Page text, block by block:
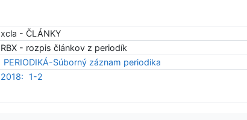
xcla - ČLÁNKY
RBX - rozpis článkov z periodík
PERIODIKÁ-Súborný záznam periodika
2018: 1-2